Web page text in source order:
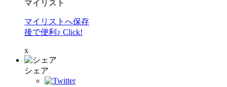
マイリスト
マイリストへ保存
後で便利♪ Click!
x
シェア